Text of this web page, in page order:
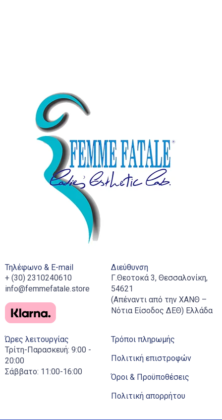
Τηλέφωνο & E-mail
+ (30) 2310240610
info@femmefatale.store
Διεύθυνση
Γ.Θεοτοκά 3, Θεσσαλονίκη,
54621
(Απέναντι από την ΧΑΝΘ –
Νότια Είσοδος ΔΕΘ) Ελλάδα
Ώρες λειτουργίας
Τρίτη-Παρασκευή: 9:00 -
20:00
Σάββατο: 11:00-16:00
Τρόποι πληρωμής
Πολιτική επιστροφών
Όροι & Προϋποθέσεις
Πολιτική απορρήτου